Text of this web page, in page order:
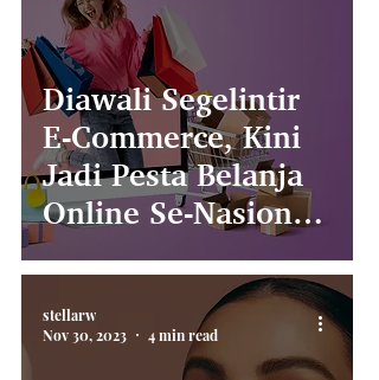
Diawali Segelintir
E-Commerce, Kini
Jadi Pesta Belanja
Online Se-Nasional!
Yuk Intip Awal
stellarw
Nov 30, 2023
4 min read